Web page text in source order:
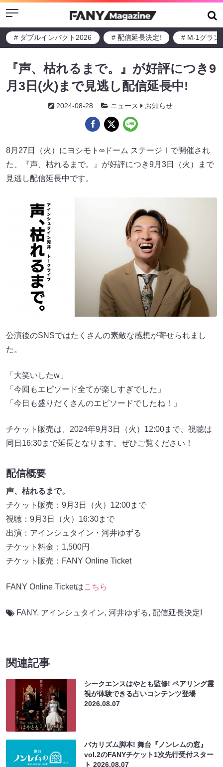
Menu
# ダブルインパクト2026 # 配信延長決定! # M-1グラン
『声、枯れるまで。』が好評につき9
月3日(火)まで見逃し配信延長中!
2024-08-28 ニュース お知らせ
8月27日（火）にヨシモト∞ドーム ステージⅠで開催され
た、『声、枯れるまで。』が好評につき9月3日（火）まで
見逃し配信延長中です。
公演後のSNSではたくさんの素敵な感想が寄せられまし
た。
「大笑いしたw」
「今回もエピソード全てが楽しすぎでした」
「今日も盛りだくさんのエピソードでしたね！」
チケット販売は、2024年9月3日（火）12:00まで、視聴は
同日16:30まで延長となります。ぜひご覧ください！
配信概要
声、枯れるまで。
チケット販売：9月3日（火）12:00まで
視聴：9月3日（火）16:30まで
出演：アインシュタイン・河井ゆずる
チケット料金：1,500円
チケット販売：FANY Online Ticket
FANY Online Ticketはこちら
FANY, アインシュタイン, 河井ゆずる, 配信延長決定!
関連記事
シークエンスはやとも監修! ペアリング霊
視が体験できる占いコンテンツ登場
2026.08.07
バカリズム脚本! 舞台『ノンレムの窓』
vol.2のFANYチケット1次先行受付スター
ト2026.08.07